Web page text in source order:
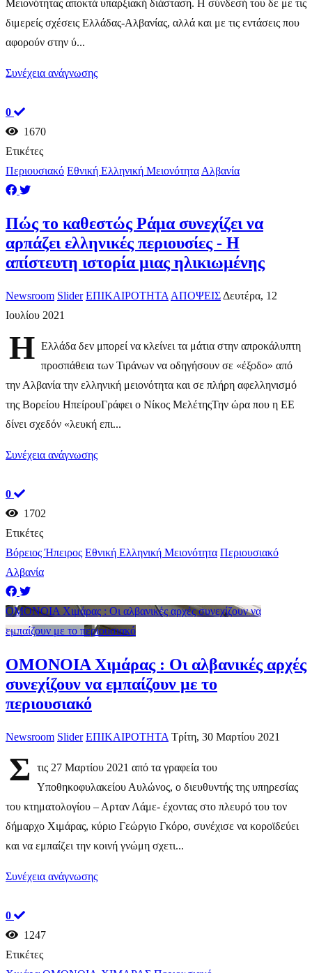
Μειονότητας αποκτά υπαρξιακή διάσταση. Η σύνδεσή του δε με τις
διμερείς σχέσεις Ελλάδας-Αλβανίας, αλλά και με τις εντάσεις που
αφορούν στην ύ...
Συνέχεια ανάγνωσης
0
1670
Ετικέτες
Περιουσιακό Εθνική Ελληνική Μειονότητα Αλβανία
Πώς το καθεστώς Ράμα συνεχίζει να
αρπάζει ελληνικές περιουσίες - Η
απίστευτη ιστορία μιας ηλικιωμένης
Newsroom Slider ΕΠΙΚΑΙΡΟΤΗΤΑ ΑΠΟΨΕΙΣ Δευτέρα, 12
Ιουλίου 2021
Η Ελλάδα δεν μπορεί να κλείνει τα μάτια στην απροκάλυπτη
προσπάθεια των Τιράνων να οδηγήσουν σε «έξοδο» από
την Αλβανία την ελληνική μειονότητα και σε πλήρη αφελληνισμό
της Βορείου ΗπείρουΓράφει ο Νίκος ΜελέτηςΤην ώρα που η ΕΕ
δίνει σχεδόν «λευκή επι...
Συνέχεια ανάγνωσης
0
1702
Ετικέτες
Βόρειος Ήπειρος Εθνική Ελληνική Μειονότητα Περιουσιακό
Αλβανία
ΟΜΟΝΟΙΑ Χιμάρας : Οι αλβανικές αρχές συνεχίζουν να
εμπαίζουν με το περιουσιακό
ΟΜΟΝΟΙΑ Χιμάρας : Οι αλβανικές αρχές
συνεχίζουν να εμπαίζουν με το
περιουσιακό
Newsroom Slider ΕΠΙΚΑΙΡΟΤΗΤΑ Τρίτη, 30 Μαρτίου 2021
Σ
τις 27 Μαρτίου 2021 από τα γραφεία του
Υποθηκοφυλακείου Αυλώνος, ο διευθυντής της υπηρεσίας
του κτηματολογίου – Αρταν Λάμε- έχοντας στο πλευρό του τον
δήμαρχο Χιμάρας, κύριο Γεώργιο Γκόρο, συνέχισε να κοροϊδεύει
και να εμπαίζει την κοινή γνώμη σχετι...
Συνέχεια ανάγνωσης
0
1247
Ετικέτες